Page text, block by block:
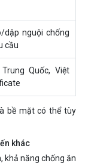
dập nguội chống
cầu
Quốc, Việt
bề mặt có thể tùy
khác
khả năng chống ăn